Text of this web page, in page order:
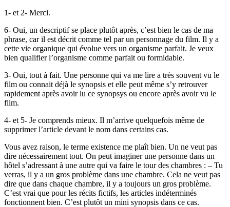
1- et 2- Merci.
6- Oui, un descriptif se place plutôt après, c’est bien le cas de ma
phrase, car il est décrit comme tel par un personnage du film. Il y a
cette vie organique qui évolue vers un organisme parfait. Je veux
bien qualifier l’organisme comme parfait ou formidable.
3- Oui, tout à fait. Une personne qui va me lire a très souvent vu le
film ou connait déjà le synopsis et elle peut même s’y retrouver
rapidement après avoir lu ce synopsys ou encore après avoir vu le
film.
4- et 5- Je comprends mieux. Il m’arrive quelquefois même de
supprimer l’article devant le nom dans certains cas.
Vous avez raison, le terme existence me plaît bien. Un ne veut pas
dire nécessairement tout. On peut imaginer une personne dans un
hôtel s’adressant à une autre qui va faire le tour des chambres : – Tu
verras, il y a un gros problème dans une chambre. Cela ne veut pas
dire que dans chaque chambre, il y a toujours un gros problème.
C’est vrai que pour les récits fictifs, les articles indéterminés
fonctionnent bien. C’est plutôt un mini synopsis dans ce cas.